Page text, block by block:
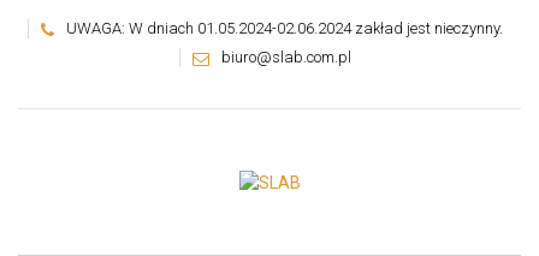
UWAGA: W dniach 01.05.2024-02.06.2024 zakład jest nieczynny.
biuro@slab.com.pl